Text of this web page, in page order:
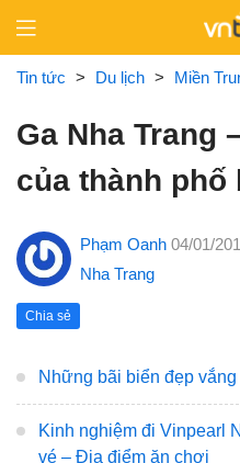
content
Tin tức > Du lịch > Miền
Ga Nha Trang
của thành phố
Phạm Oanh 04/01/
Nha Trang
Chia sẻ
Những bãi biển đẹp
Kinh nghiệm đi Vinpearl
vé – Địa điểm ăn chơi